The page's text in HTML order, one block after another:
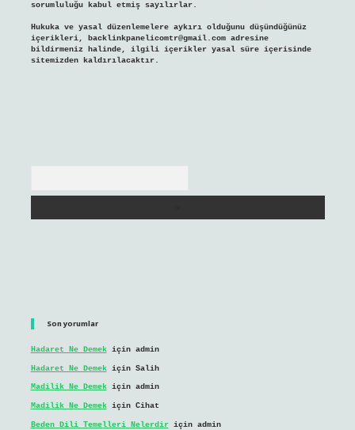
sorumluluğu kabul etmiş sayılırlar.
Hukuka ve yasal düzenlemelere aykırı olduğunu düşündüğünüz
içerikleri, backlinkpanelicomtr@gmail.comadresine
bildirmeniz halinde, ilgili içerikler yasal süre içerisinde
sitemizden kaldırılacaktır.
Son yorumlar
Hadaret Ne Demekiçin admin
Hadaret Ne Demekiçin Salih
Madilik Ne Demekiçin admin
Madilik Ne Demekiçin Cihat
Beden Dili Temelleri Nelerdiriçin admin